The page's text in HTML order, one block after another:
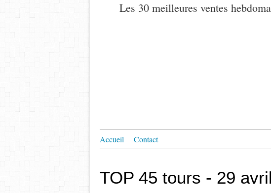
Les 30 meilleures ventes
Accueil Contact
TOP 45 tours - 29